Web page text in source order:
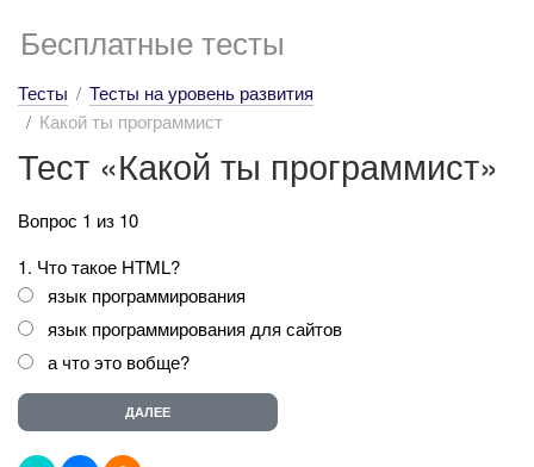
Бесплатные тесты
Тесты
Тесты на уровень развития
Какой ты программист
Тест «Какой ты программист»
Вопрос 1 из 10
1. Что такое HTML?
язык программирования
язык программирования для сайтов
а что это вобще?